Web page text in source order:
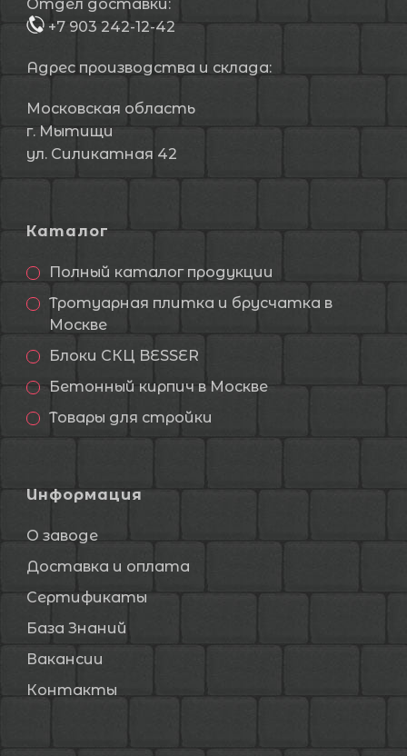
Отдел доставки:
+7 903 242-12-42
Адрес производства и склада:
Московская область
г. Мытищи
ул. Силикатная 42
Каталог
Полный каталог продукции
Тротуарная плитка и брусчатка в
Москве
Блоки СКЦ BESSER
Бетонный кирпич в Москве
Товары для стройки
Информация
О заводе
Доставка и оплата
Сертификаты
База Знаний
Вакансии
Контакты